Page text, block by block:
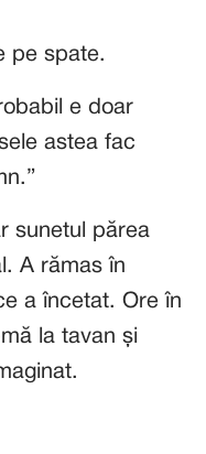
pe spate.
e doar
astea fac
sunetul părea
A rămas în
a încetat. Ore în
la tavan și